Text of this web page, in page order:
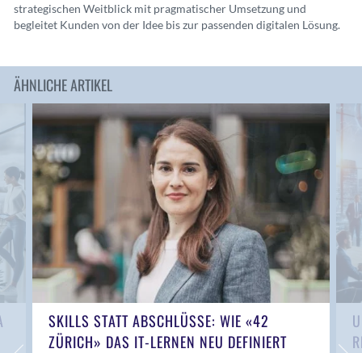
strategischen Weitblick mit pragmatischer Umsetzung und
begleitet Kunden von der Idee bis zur passenden digitalen Lösung.
ÄHNLICHE ARTIKEL
SKILLS STATT ABSCHLÜSSE: WIE «42
ZÜRICH» DAS IT-LERNEN NEU DEFINIERT